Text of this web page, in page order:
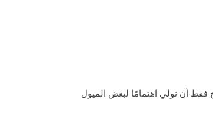
فقط أن نولي اهتمامًا لبعض الميول